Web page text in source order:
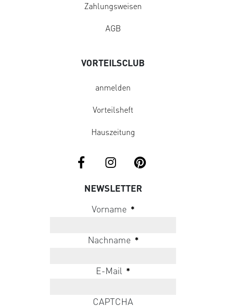
Zahlungsweisen
AGB
VORTEILSCLUB
anmelden
Vorteilsheft
Hauszeitung
NEWSLETTER
Vorname *
Nachname *
E-Mail *
CAPTCHA